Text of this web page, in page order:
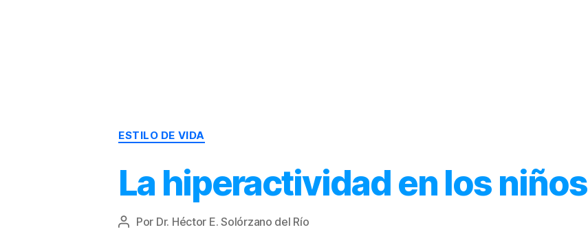
ESTILO DE VIDA
La hiperactividad en los niños
Autor
Por Dr. Héctor E. Solórzano del Río